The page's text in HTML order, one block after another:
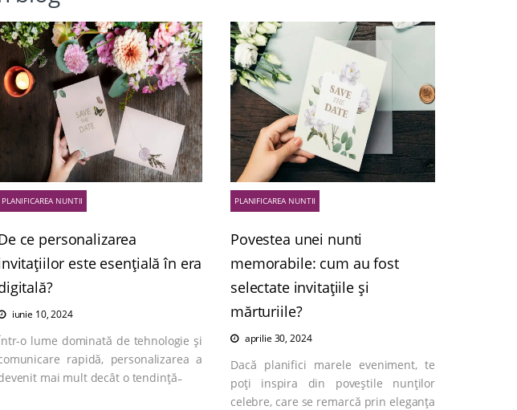
PLANIFICAREA NUNTII
ce personalizarea
este esențială în era
iunie 10, 2024
o lume dominată de tehnologie și
rapidă, personalizarea a
mai mult decât o tendință
PLANIFICAREA NUNTII
Povestea unei nunti
memorabile: cum au fost
selectate invitațiile și
mărturiile?
aprilie 30, 2024
Dacă planifici marele eveniment, te
poți inspira din poveștile nunților
celebre, care se remarcă prin eleganța